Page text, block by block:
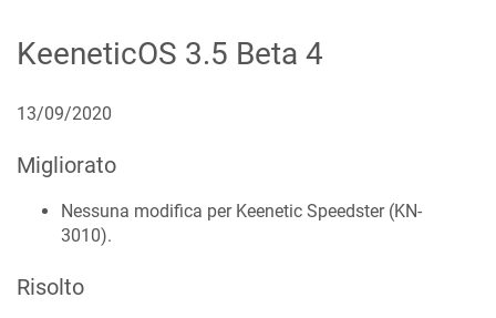
KeeneticOS 3.5 Beta 4
13/09/2020
Migliorato
Nessuna modifica per Keenetic Speedster(KN-
3010).
Risolto